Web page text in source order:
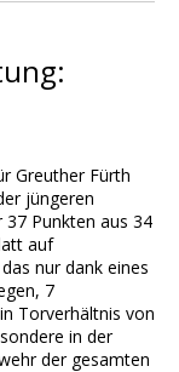
Greuther Fürth
jüngeren
37 Punkten aus 34
auf
nur dank eines
7
Torverhältnis von
in der
der gesamten